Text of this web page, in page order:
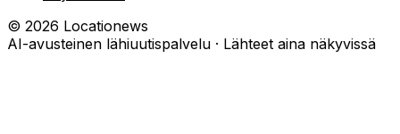
© 2026 Locationews
AI-avusteinen lähiuutispalvelu · Lähteet aina näkyvissä